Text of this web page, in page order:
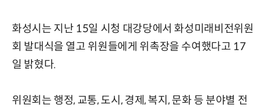
화성시는 지난 15일 시청 대강당에서 화성미래비전위원
회 발대식을 열고 위원들에게 위촉장을 수여했다고 17
일 밝혔다.
위원회는 행정, 교통, 도시, 경제, 복지, 문화 등 분야별 전